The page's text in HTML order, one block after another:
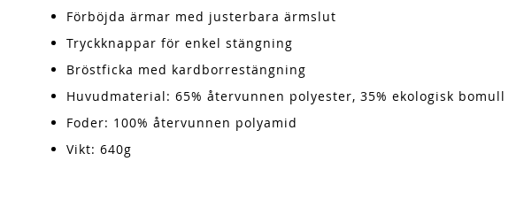
Förböjda ärmar med justerbara ärmslut
Tryckknappar för enkel stängning
Bröstficka med kardborrestängning
Huvudmaterial: 65% återvunnen polyester, 35% ekologisk bomull
Foder: 100% återvunnen polyamid
Vikt: 640g